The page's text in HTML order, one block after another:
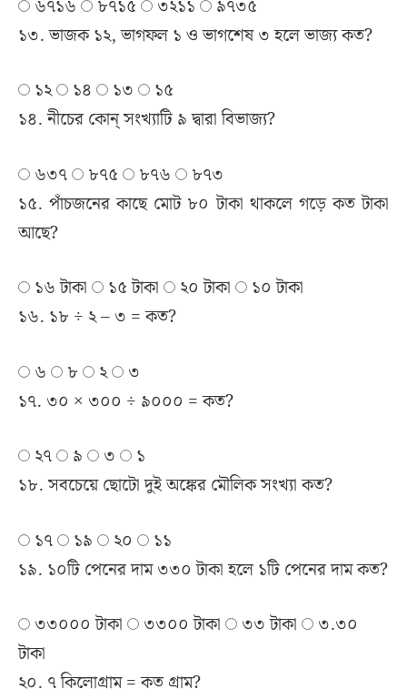
৬৭১৬ ৮৭১৫ ৩২১১
৯৭৩৫
১৩. ভাজক ১২, ভাগফল ১ ও ভাগশেষ ৩ হলে ভাজ্য কত?
১২
১৪ ১৩
১৫
১৪. নীচের কোন্ সংখ্যাটি ৯ দ্বারা বিভাজ্য?
৬৩৭
৮৭৫ ৮৭৬
৮৭৩
১৫. পাঁচজনের কাছে মোট ৮০ টাকা থাকলে গড়ে কত টাকা
আছে?
১৬ টাকা
১৫ টাকা ২০ টাকা
১০ টাকা
১৬. ১৮ ÷ ২ – ৩ = কত?
৬
৮ ২
৩
১৭. ৩০ × ৩০০ ÷ ৯০০০ = কত?
২৭
৯ ৩
১
১৮. সবচেয়ে ছোটো দুই অঙ্কের মৌলিক সংখ্যা কত?
১৭
১৯ ২০
১১
১৯. ১০টি পেনের দাম ৩৩০ টাকা হলে ১টি পেনের দাম কত?
৩৩০০০ টাকা
৩৩০০ টাকা ৩৩ টাকা
৩.৩০
টাকা
২০. ৭ কিলোগ্রাম = কত গ্রাম?